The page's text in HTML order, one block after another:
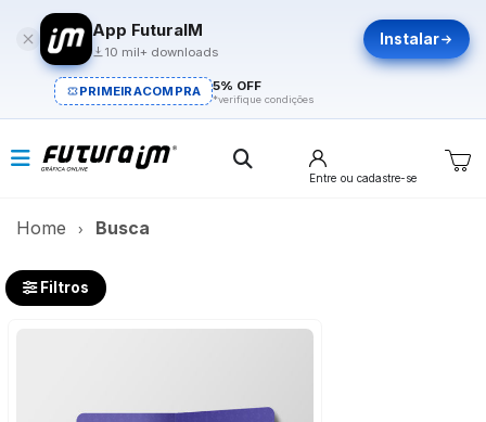
App FuturaIM
10 mil+ downloads
Instalar
PRIMEIRACOMPRA 5% OFF
*verifique condições
Entre ou cadastre-se
Home Busca
Filtros